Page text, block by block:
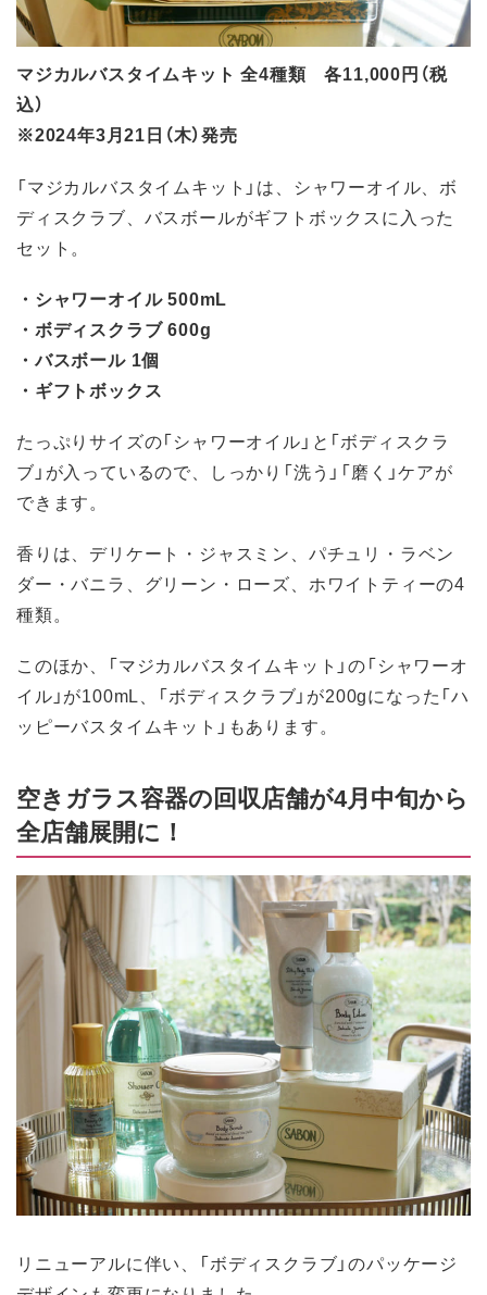
マジカルバスタイムキット 全4種類 各11,000円（税
込）
※2024年3月21日（木）発売
「マジカルバスタイムキット」は、シャワーオイル、ボ
ディスクラブ、バスボールがギフトボックスに入った
セット。
・シャワーオイル 500mL
・ボディスクラブ 600g
・バスボール 1個
・ギフトボックス
たっぷりサイズの「シャワーオイル」と「ボディスクラ
ブ」が入っているので、しっかり「洗う」「磨く」ケアが
できます。
香りは、デリケート・ジャスミン、パチュリ・ラベン
ダー・バニラ、グリーン・ローズ、ホワイトティーの4
種類。
このほか、「マジカルバスタイムキット」の「シャワーオ
イル」が100mL、「ボディスクラブ」が200gになった「ハ
ッピーバスタイムキット」もあります。
空きガラス容器の回収店舗が4月中旬から
全店舗展開に！
リニューアルに伴い、「ボディスクラブ」のパッケージ